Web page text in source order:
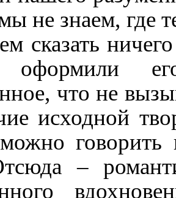
не знаем, где
сказать
оформили
что не
исходной
–